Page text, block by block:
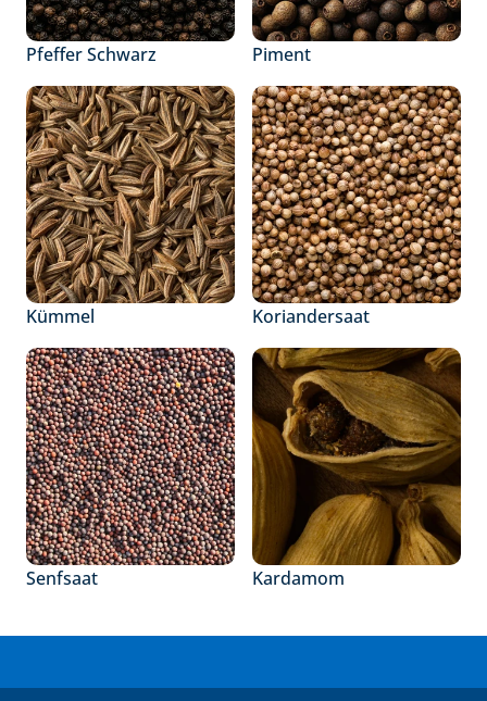
Pfeffer Schwarz Piment
Kümmel Koriandersaat
Senfsaat Kardamom